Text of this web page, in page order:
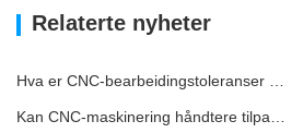
Relaterte nyheter
Hva er CNC-bearbeidingstoleranser og hvorfor er de viktige?